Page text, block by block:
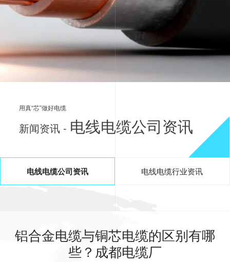
用真“芯”做好电缆
新闻资讯 - 电线电缆公司资讯
电线电缆公司资讯 电线电缆行业资讯
铝合金电缆与铜芯电缆的区别有哪
些？成都电缆厂